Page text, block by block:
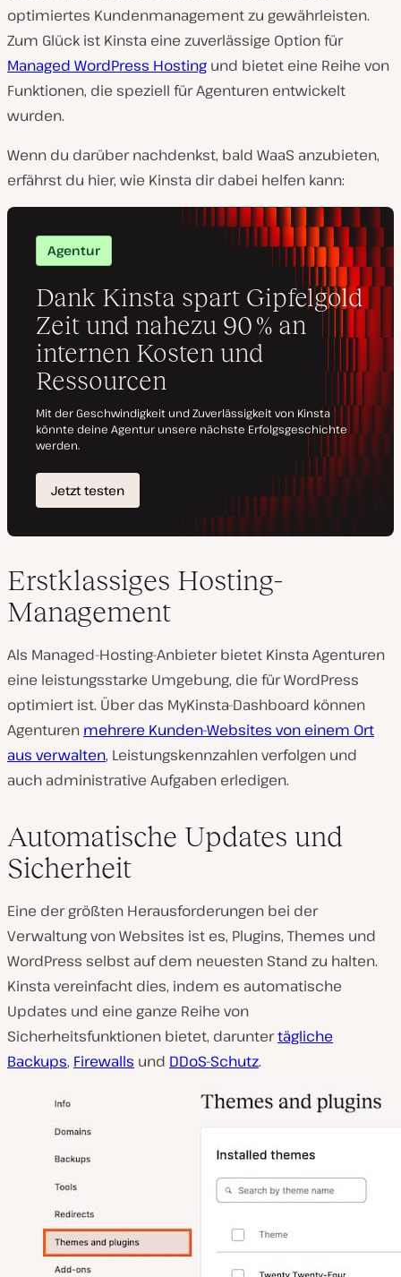
optimiertes Kundenmanagement zu gewährleisten.
Zum Glück ist Kinsta eine zuverlässige Option für
Managed WordPress Hosting und bietet eine Reihe von
Funktionen, die speziell für Agenturen entwickelt
wurden.
Wenn du darüber nachdenkst, bald WaaS anzubieten,
erfährst du hier, wie Kinsta dir dabei helfen kann:
Erstklassiges Hosting-
Management
Als Managed-Hosting-Anbieter bietet Kinsta Agenturen
eine leistungsstarke Umgebung, die für WordPress
optimiert ist. Über das MyKinsta-Dashboard können
Agenturen mehrere Kunden-Websites von einem Ort
aus verwalten, Leistungskennzahlen verfolgen und
auch administrative Aufgaben erledigen.
Automatische Updates und
Sicherheit
Eine der größten Herausforderungen bei der
Verwaltung von Websites ist es, Plugins, Themes und
WordPress selbst auf dem neuesten Stand zu halten.
Kinsta vereinfacht dies, indem es automatische
Updates und eine ganze Reihe von
Sicherheitsfunktionen bietet, daruntertägliche
Backups, Firewalls und DDoS-Schutz.